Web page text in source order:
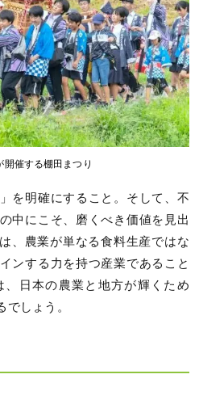
開催する棚田まつり
を明確にすること。そして、不
中にこそ、磨くべき価値を見出
、農業が単なる食料生産ではな
ンする力を持つ産業であること
、日本の農業と地方が輝くため
しょう。